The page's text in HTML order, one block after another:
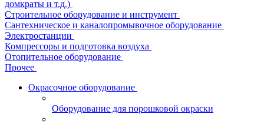
домкраты и т.д.)
Строительное оборудование и инструмент
Сантехническое и каналопромывочное оборудование
Электростанции
Компрессоры и подготовка воздуха
Отопительное оборудование
Прочее
Окрасочное оборудование
Оборудование для порошковой окраски